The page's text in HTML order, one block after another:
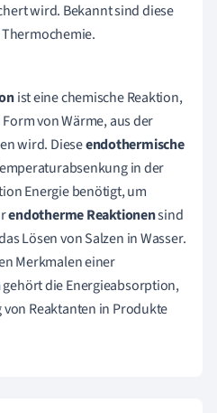
wird. Bekannt sind diese
ist eine chemische Reaktion,
von Wärme, aus der
wird. Dieseendothermische
in der
Energie benötigt, um
endotherme Reaktionensind
Lösen von Salzen in Wasser.
Merkmalen einer
gehört die Energieabsorption,
Reaktanten in Produkte